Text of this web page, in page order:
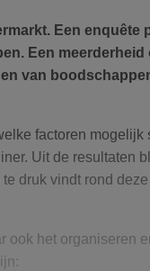
Een enquête
Een
van
factoren mogelijk
Uit de resultaten
druk vindt rond
ook het organiseren